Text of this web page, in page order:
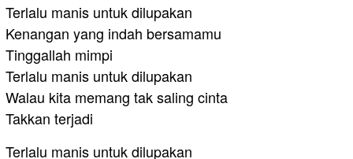
Terlalu manis untuk dilupakan
Kenangan yang indah bersamamu
Tinggallah mimpi
Terlalu manis untuk dilupakan
Walau kita memang tak saling cinta
Takkan terjadi
Terlalu manis untuk dilupakan